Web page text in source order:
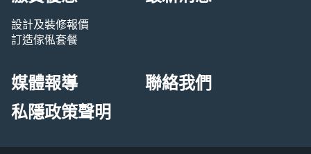
設計及裝修報價
訂造傢俬套餐
媒體報導
聯絡我們
私隱政策聲明